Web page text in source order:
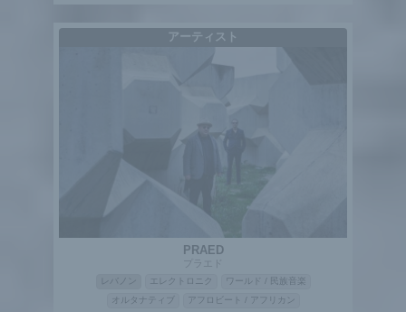
アーティスト
PRAED
プラエド
レバノン エレクトロニク
ワールド / 民族音楽
オルタナティブ
アフロビート / アフリカン